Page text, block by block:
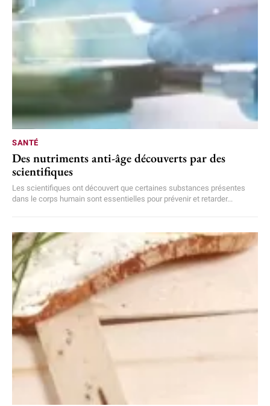
SANTÉ
Des nutriments anti-âge découverts par des
scientifiques
Les scientifiques ont découvert que certaines substances présentes
dans le corps humain sont essentielles pour prévenir et retarder...